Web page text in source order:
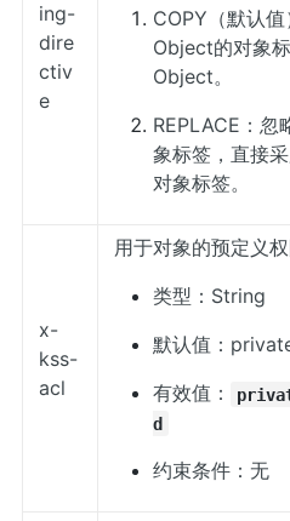
ing-
dire
ctiv
e
COPY（默认
Object的对象
Object。
REPLACE：
象标签，直接
对象标签。
x-
kss-
acl
用于对象的预定义权
类型：String
默认值：
有效值：
d
约束条件：无